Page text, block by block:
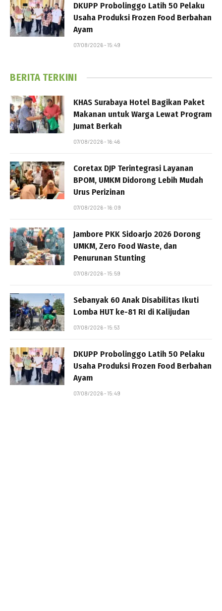
DKUPP Probolinggo Latih 50 Pelaku
Usaha Produksi Frozen Food Berbahan
Ayam
07/08/2026 - 15:49
BERITA TERKINI
KHAS Surabaya Hotel Bagikan Paket
Makanan untuk Warga Lewat Program
Jumat Berkah
07/08/2026 - 16:46
Coretax DJP Terintegrasi Layanan
BPOM, UMKM Didorong Lebih Mudah
Urus Perizinan
07/08/2026 - 16:09
Jambore PKK Sidoarjo 2026 Dorong
UMKM, Zero Food Waste, dan
Penurunan Stunting
07/08/2026 - 15:59
Sebanyak 60 Anak Disabilitas Ikuti
Lomba HUT ke-81 RI di Kalijudan
07/08/2026 - 15:53
DKUPP Probolinggo Latih 50 Pelaku
Usaha Produksi Frozen Food Berbahan
Ayam
07/08/2026 - 15:49